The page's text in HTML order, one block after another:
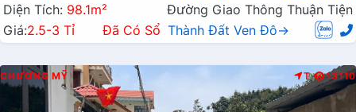
Diện Tích: 98.1m²
Đường Giao Thông Thuận Tiện
Giá:2.5-3 Tỉ Đã Có Sổ Thành Đất Ven Đô→
CHƯƠNG MỸ T 13110